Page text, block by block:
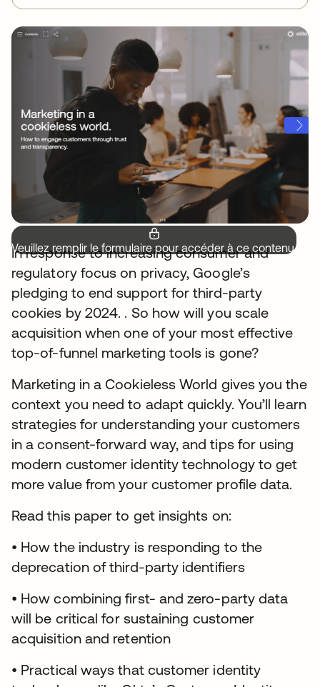
Veuillez remplir le formulaire pour accéder à ce contenu.
In response to increasing consumer and
regulatory focus on privacy, Google’s
pledging to end support for third-party
cookies by 2024. . So how will you scale
acquisition when one of your most effective
top-of-funnel marketing tools is gone?
Marketing in a Cookieless World gives you the
context you need to adapt quickly. You’ll learn
strategies for understanding your customers
in a consent-forward way, and tips for using
modern customer identity technology to get
more value from your customer profile data.
Read this paper to get insights on:
• How the industry is responding to the
deprecation of third-party identifiers
• How combining first- and zero-party data
will be critical for sustaining customer
acquisition and retention
• Practical ways that customer identity